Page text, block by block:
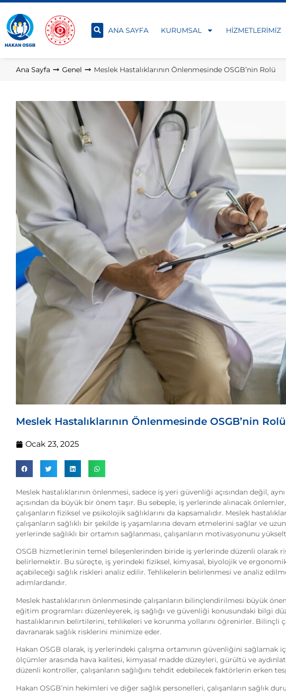
ANA SAYFA KURUMSAL HIZMETLERIMIZ
Ana Sayfa Genel Meslek Hastalıklarının Önlenmesinde OSGB’nin Rolü
Meslek Hastalıklarının Önlenmesinde OSGB’nin Rolü
Ocak 23, 2025
Meslek hastalıklarının önlenmesi, sadece iş yeri güvenliği açısından değil,
açısından da büyük bir önem taşır. Bu sebeple, iş yerlerinde alınacak
çalışanların fiziksel ve psikolojik sağlıklarını da kapsamalıdır. Meslek
çalışanların sağlıklı bir şekilde iş yaşamlarına devam etmelerini sağlar ve
yerlerinde sağlıklı bir ortamın sağlanması, çalışanların motivasyonunu
OSGB hizmetlerinin temel bileşenlerinden biride iş yerlerinde düzenli olarak
belirlemektir. Bu süreçte, iş yerindeki fiziksel, kimyasal, biyolojik ve
açabileceği sağlık riskleri analiz edilir. Tehlikelerin belirlenmesi ve analiz
adımlardandır.
Meslek hastalıklarının önlenmesinde çalışanların bilinçlendirilmesi büyük
eğitim programları düzenleyerek, iş sağlığı ve güvenliği konusundaki bilgi
hastalıklarının belirtilerini, tehlikeleri ve korunma yollarını öğrenirler. Bilinçli
davranarak sağlık risklerini minimize eder.
Hakan OSGB olarak, iş yerlerindeki çalışma ortamının güvenliğini
ölçümler arasında hava kalitesi, kimyasal madde düzeyleri, gürültü ve
düzenli kontroller, çalışanların sağlığını tehdit edebilecek faktörlerin erken
Hakan OSGB’nin hekimleri ve diğer sağlık personelleri, çalışanların sağlık